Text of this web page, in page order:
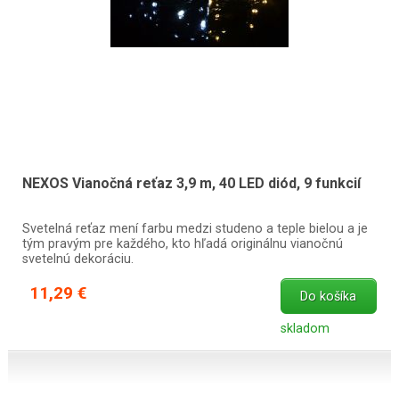
NEXOS Vianočná reťaz 3,9 m, 40 LED diód, 9 funkcií
Svetelná reťaz mení farbu medzi studeno a teple bielou a je
tým pravým pre každého, kto hľadá originálnu vianočnú
svetelnú dekoráciu.
11,29 € Do košíka
skladom